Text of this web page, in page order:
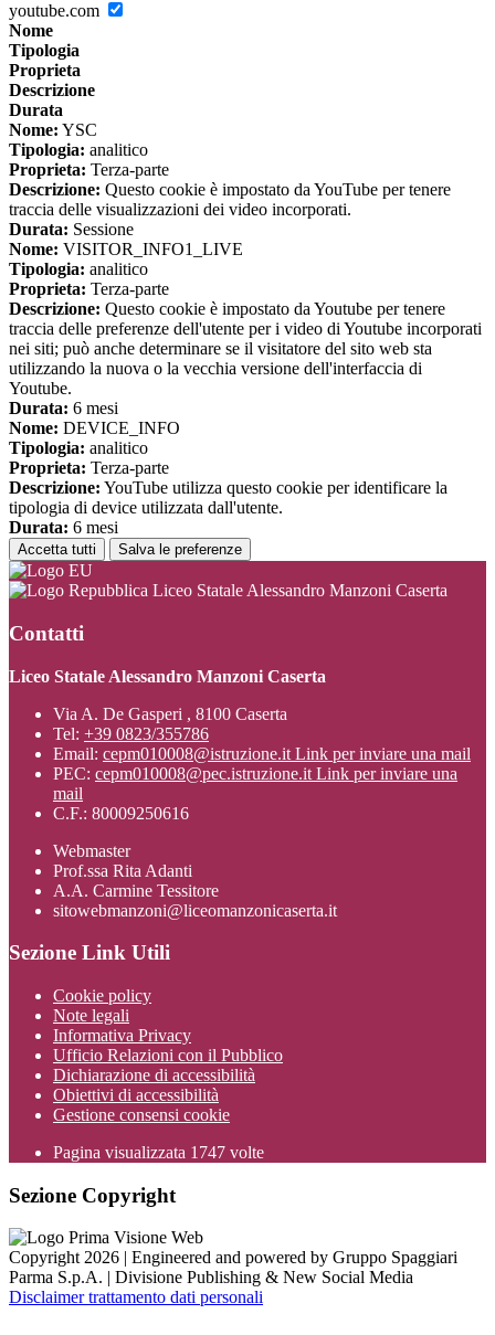
youtube.com
Nome
Tipologia
Proprieta
Descrizione
Durata
Nome: YSC
Tipologia: analitico
Proprieta: Terza-parte
Descrizione: Questo cookie è impostato da YouTube per tenere
traccia delle visualizzazioni dei video incorporati.
Durata: Sessione
Nome: VISITOR_INFO1_LIVE
Tipologia: analitico
Proprieta: Terza-parte
Descrizione: Questo cookie è impostato da Youtube per tenere
traccia delle preferenze dell'utente per i video di Youtube incorporati
nei siti; può anche determinare se il visitatore del sito web sta
utilizzando la nuova o la vecchia versione dell'interfaccia di
Youtube.
Durata: 6 mesi
Nome: DEVICE_INFO
Tipologia: analitico
Proprieta: Terza-parte
Descrizione: YouTube utilizza questo cookie per identificare la
tipologia di device utilizzata dall'utente.
Durata: 6 mesi
Accetta tutti Salva le preferenze
Liceo Statale Alessandro Manzoni Caserta
Contatti
Liceo Statale Alessandro Manzoni Caserta
Via A. De Gasperi , 8100 Caserta
Tel: +39 0823/355786
Email: cepm010008@istruzione.it Link per inviare una mail
PEC: cepm010008@pec.istruzione.it Link per inviare una
mail
C.F.: 80009250616
Webmaster
Prof.ssa Rita Adanti
A.A. Carmine Tessitore
sitowebmanzoni@liceomanzonicaserta.it
Sezione Link Utili
Cookie policy
Note legali
Informativa Privacy
Ufficio Relazioni con il Pubblico
Dichiarazione di accessibilità
Obiettivi di accessibilità
Gestione consensi cookie
Pagina visualizzata 1747 volte
Sezione Copyright
Copyright 2026 | Engineered and powered by Gruppo Spaggiari
Parma S.p.A. | Divisione Publishing & New Social Media
Disclaimer trattamento dati personali